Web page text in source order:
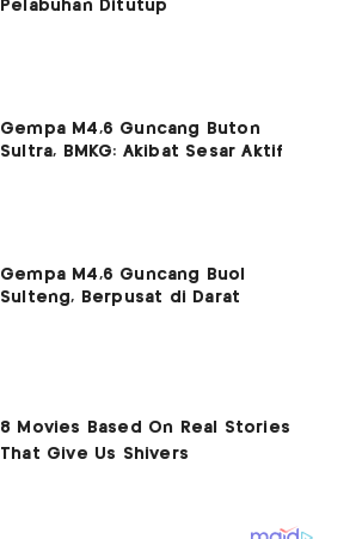
Pelabuhan Ditutup
Gempa M4,6 Guncang Buton
Sultra, BMKG: Akibat Sesar Aktif
Gempa M4,6 Guncang Buol
Sulteng, Berpusat di Darat